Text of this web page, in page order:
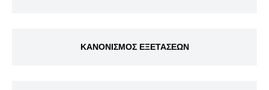
ΚΑΝΟΝΙΣΜΟΣ ΕΞΕΤΑΣΕΩΝ